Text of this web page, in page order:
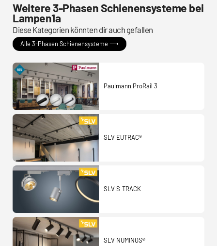
Weitere 3-Phasen Schienensysteme bei
Lampen1a
Diese Kategorien könnten dir auch gefallen
Alle 3-Phasen Schienensysteme ⟶
Paulmann ProRail 3
SLV EUTRAC®
SLV S-TRACK
SLV NUMINOS®